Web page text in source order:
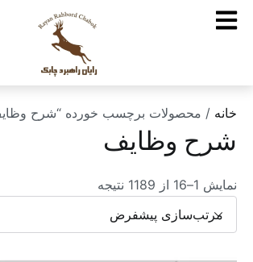
خانه / محصولات برچسب خورده “شرح
شرح وظایف
نمایش 1–16 از 1189 نتیجه